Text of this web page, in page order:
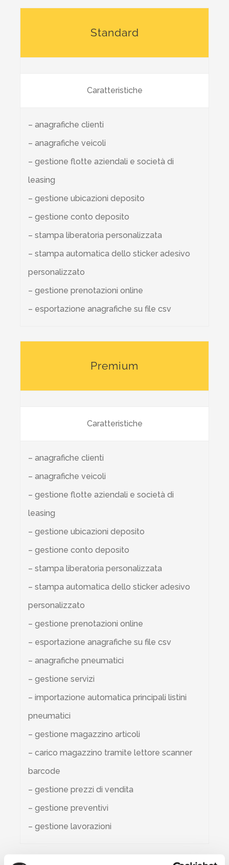
Standard
Caratteristiche
– anagrafiche clienti
– anagrafiche veicoli
– gestione flotte aziendali e società di
leasing
– gestione ubicazioni deposito
– gestione conto deposito
– stampa liberatoria personalizzata
– stampa automatica dello sticker adesivo
personalizzato
– gestione prenotazioni online
– esportazione anagrafiche su file csv
Premium
Caratteristiche
– anagrafiche clienti
– anagrafiche veicoli
– gestione flotte aziendali e società di
leasing
– gestione ubicazioni deposito
– gestione conto deposito
– stampa liberatoria personalizzata
– stampa automatica dello sticker adesivo
personalizzato
– gestione prenotazioni online
– esportazione anagrafiche su file csv
– anagrafiche pneumatici
– gestione servizi
– importazione automatica principali listini
pneumatici
– gestione magazzino articoli
– carico magazzino tramite lettore scanner
barcode
– gestione prezzi di vendita
– gestione preventivi
– gestione lavorazioni